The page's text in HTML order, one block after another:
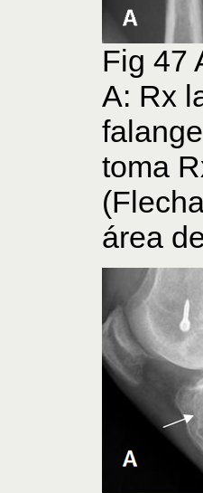
Fig 47
A: Rx
toma
área